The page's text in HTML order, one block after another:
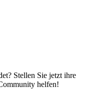
Stellen Sie jetzt ihre
helfen!